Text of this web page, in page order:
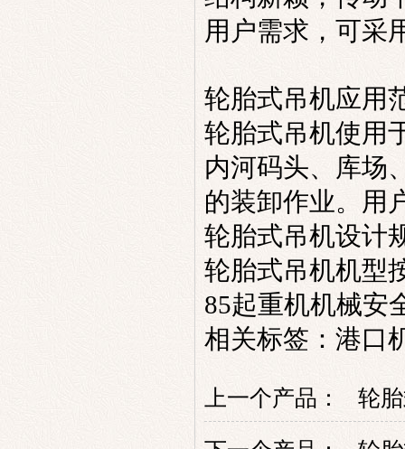
用户需求，可采
轮胎式吊机应用
轮胎式吊机使用
内河码头、库场
的装卸作业。用
轮胎式吊机设计
轮胎式吊机机型
85起重机机械安
相关标签： 港口
上一个产品： 轮